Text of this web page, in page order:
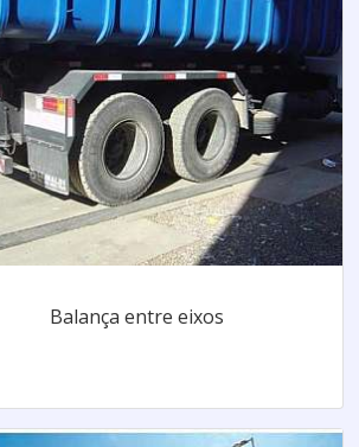
Balança entre eixos